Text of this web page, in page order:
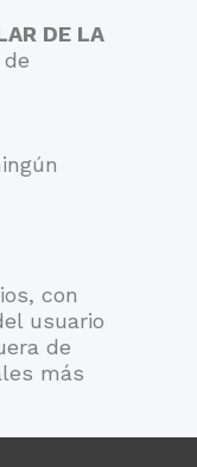
DE LA
con
usuario
de
más